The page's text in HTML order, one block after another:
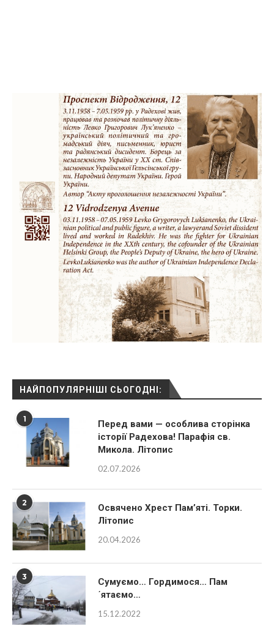
НАЙПОПУЛЯРНІШІ СЬОГОДНІ:
1
Перед вами — особлива сторінка
історії Радехова! Парафія св.
Микола. Літопис
02.07.2026
2
Освячено Хрест Пам’яті. Торки.
Літопис
20.04.2026
3
Сумуємо… Гордимося… Пам
´ятаємо…
15.12.2022